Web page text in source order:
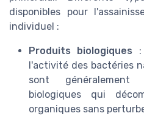
disponibles pour
individuel :
Produits biologiques :
l'activité des bactéries
sont
biologiques qui
organiques sans